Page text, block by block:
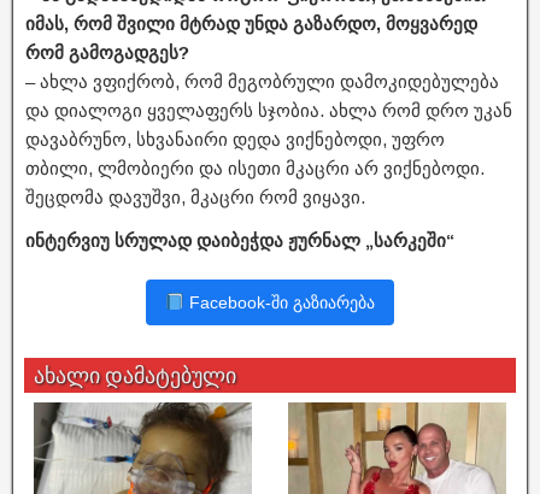
იმას, რომ შვილი მტრად უნდა გაზარდო, მოყვარედ
რომ გამოგადგეს?
– ახლა ვფიქრობ, რომ მეგობრული დამოკიდებულება
და დიალოგი ყველაფერს სჯობია. ახლა რომ დრო უკან
დავაბრუნო, სხვანაირი დედა ვიქნებოდი, უფრო
თბილი, ლმობიერი და ისეთი მკაცრი არ ვიქნებოდი.
შეცდომა დავუშვი, მკაცრი რომ ვიყავი.
ინტერვიუ სრულად დაიბეჭდა ჟურნალ „სარკეში“
Facebook-ში გაზიარება
ახალი დამატებული